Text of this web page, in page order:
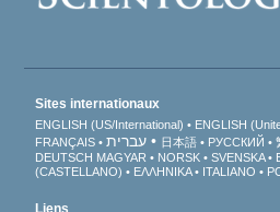
Sites internationaux
ENGLISH (US/International) ENGLISH
FRANÇAIS
עברית 日本語 РУССКИЙ
DEUTSCH MAGYAR NORSK SVENSKA
(CASTELLANO)
ΕΛΛΗΝΙΚA ITALIANO
Liens